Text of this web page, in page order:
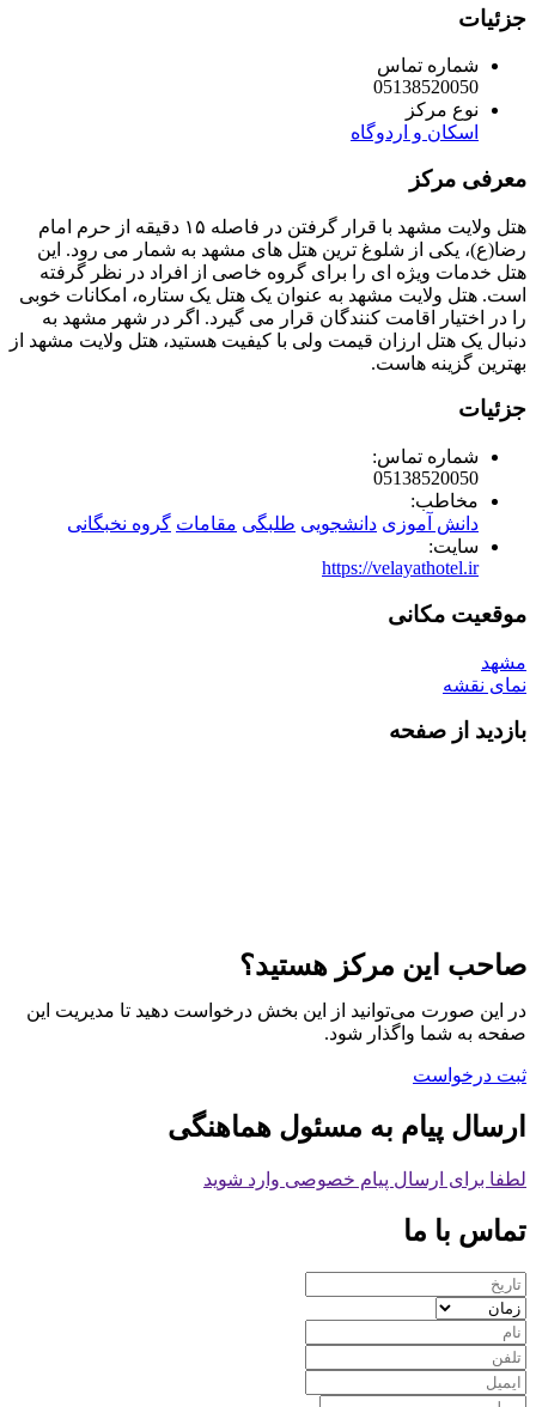
جزئیات
شماره تماس
05138520050
نوع مرکز
اسکان و اردوگاه
معرفی مرکز
هتل ولایت مشهد با قرار گرفتن در فاصله ۱۵ دقیقه از حرم امام
رضا(ع)، یکی از شلوغ ترین هتل های مشهد به شمار می رود. این
هتل خدمات ویژه ای را برای گروه خاصی از افراد در نظر گرفته
است. هتل ولایت مشهد به عنوان یک هتل یک ستاره، امکانات خوبی
را در اختیار اقامت کنندگان قرار می گیرد. اگر در شهر مشهد به
دنبال یک هتل ارزان قیمت ولی با کیفیت هستید، هتل ولایت مشهد از
بهترین گزینه هاست.
جزئیات
شماره تماس:
05138520050
مخاطب:
دانش آموزی دانشجویی طلبگی مقامات گروه نخبگانی
سایت:
https://velayathotel.ir
موقعیت مکانی
مشهد
نمای نقشه
بازدید از صفحه
صاحب این مرکز هستید؟
در این صورت می‌توانید از این بخش درخواست دهید تا مدیریت این
صفحه به شما واگذار شود.
ثبت درخواست
ارسال پیام به مسئول هماهنگی
لطفا برای ارسال پیام خصوصی وارد شوید
تماس با ما